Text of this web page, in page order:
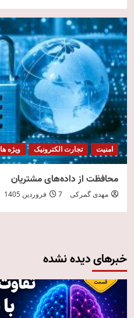
امنیت تجارت الکترونیک ویژه ها
محافظت از داده‌های مشتریان
مهدی گمرکی 7 فروردین 1405
خبرهای دیده نشده